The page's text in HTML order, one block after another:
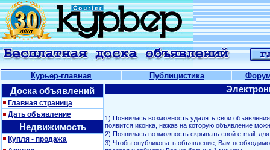
Курьер-главная Публицистика
Доска объявлений
Главная страница
Дать объявление
Недвижимость
Купля - продажа
1) Появилась возможность удалять свои
появится иконка, нажав на которую объявление
2) Появилась возможность скрывать свой е-mail,
3) Чтобы опубликовать объявление, Вам